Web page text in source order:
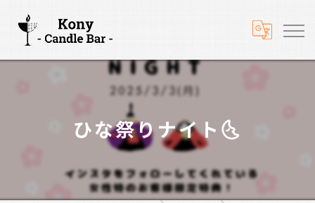
ひな祭りナイト🌜️